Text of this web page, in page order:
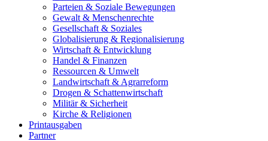
Parteien & Soziale Bewegungen
Gewalt & Menschenrechte
Gesellschaft & Soziales
Globalisierung & Regionalisierung
Wirtschaft & Entwicklung
Handel & Finanzen
Ressourcen & Umwelt
Landwirtschaft & Agrarreform
Drogen & Schattenwirtschaft
Militär & Sicherheit
Kirche & Religionen
Printausgaben
Partner